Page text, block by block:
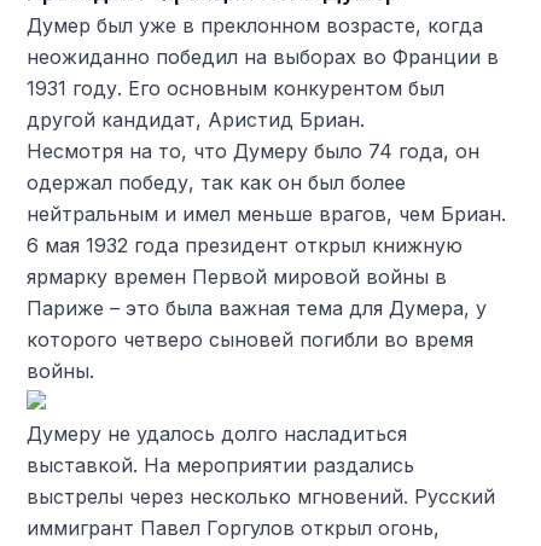
Думер был уже в преклонном возрасте, когда
неожиданно победил на выборах во Франции в
1931 году. Его основным конкурентом был
другой кандидат, Аристид Бриан.
Несмотря на то, что Думеру было 74 года, он
одержал победу, так как он был более
нейтральным и имел меньше врагов, чем Бриан.
6 мая 1932 года президент открыл книжную
ярмарку времен Первой мировой войны в
Париже – это была важная тема для Думера, у
которого четверо сыновей погибли во время
войны.
Думеру не удалось долго насладиться
выставкой. На мероприятии раздались
выстрелы через несколько мгновений. Русский
иммигрант Павел Горгулов открыл огонь,